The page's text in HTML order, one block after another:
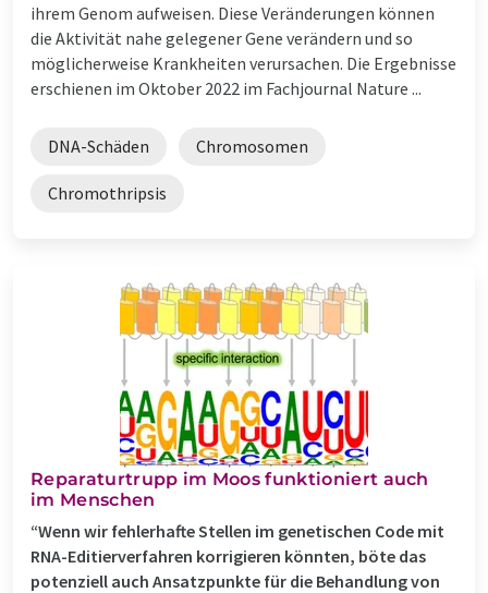
ihrem Genom aufweisen. Diese Veränderungen können
die Aktivität nahe gelegener Gene verändern und so
möglicherweise Krankheiten verursachen. Die Ergebnisse
erschienen im Oktober 2022 im Fachjournal Nature ...
DNA-Schäden Chromosomen
Chromothripsis
Reparaturtrupp im Moos funktioniert auch
im Menschen
“Wenn wir fehlerhafte Stellen im genetischen Code mit
RNA-Editierverfahren korrigieren könnten, böte das
potenziell auch Ansatzpunkte für die Behandlung von